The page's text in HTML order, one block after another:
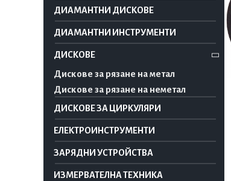
ДИАМАНТНИ ДИСКОВЕ
ДИАМАНТНИ ИНСТРУМЕНТИ
ДИСКОВЕ
Дискове за рязане на метал
Дискове за рязане на неметал
ДИСКОВЕ ЗА ЦИРКУЛЯРИ
ЕЛЕКТРОИНСТРУМЕНТИ
ЗАРЯДНИ УСТРОЙСТВА
ИЗМЕРВАТЕЛНА ТЕХНИКА